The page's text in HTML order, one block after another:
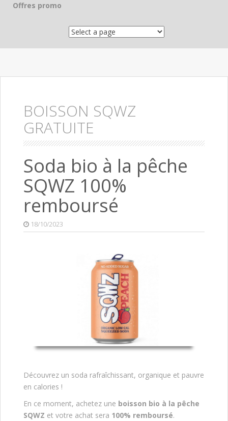
Offres promo
BOISSON SQWZ
GRATUITE
Soda bio à la pêche
SQWZ 100%
remboursé
18/10/2023
Découvrez un soda rafraîchissant, organique et pauvre
en calories !
En ce moment, achetez une boisson bio à la pêche
SQWZ et votre achat sera 100% remboursé.